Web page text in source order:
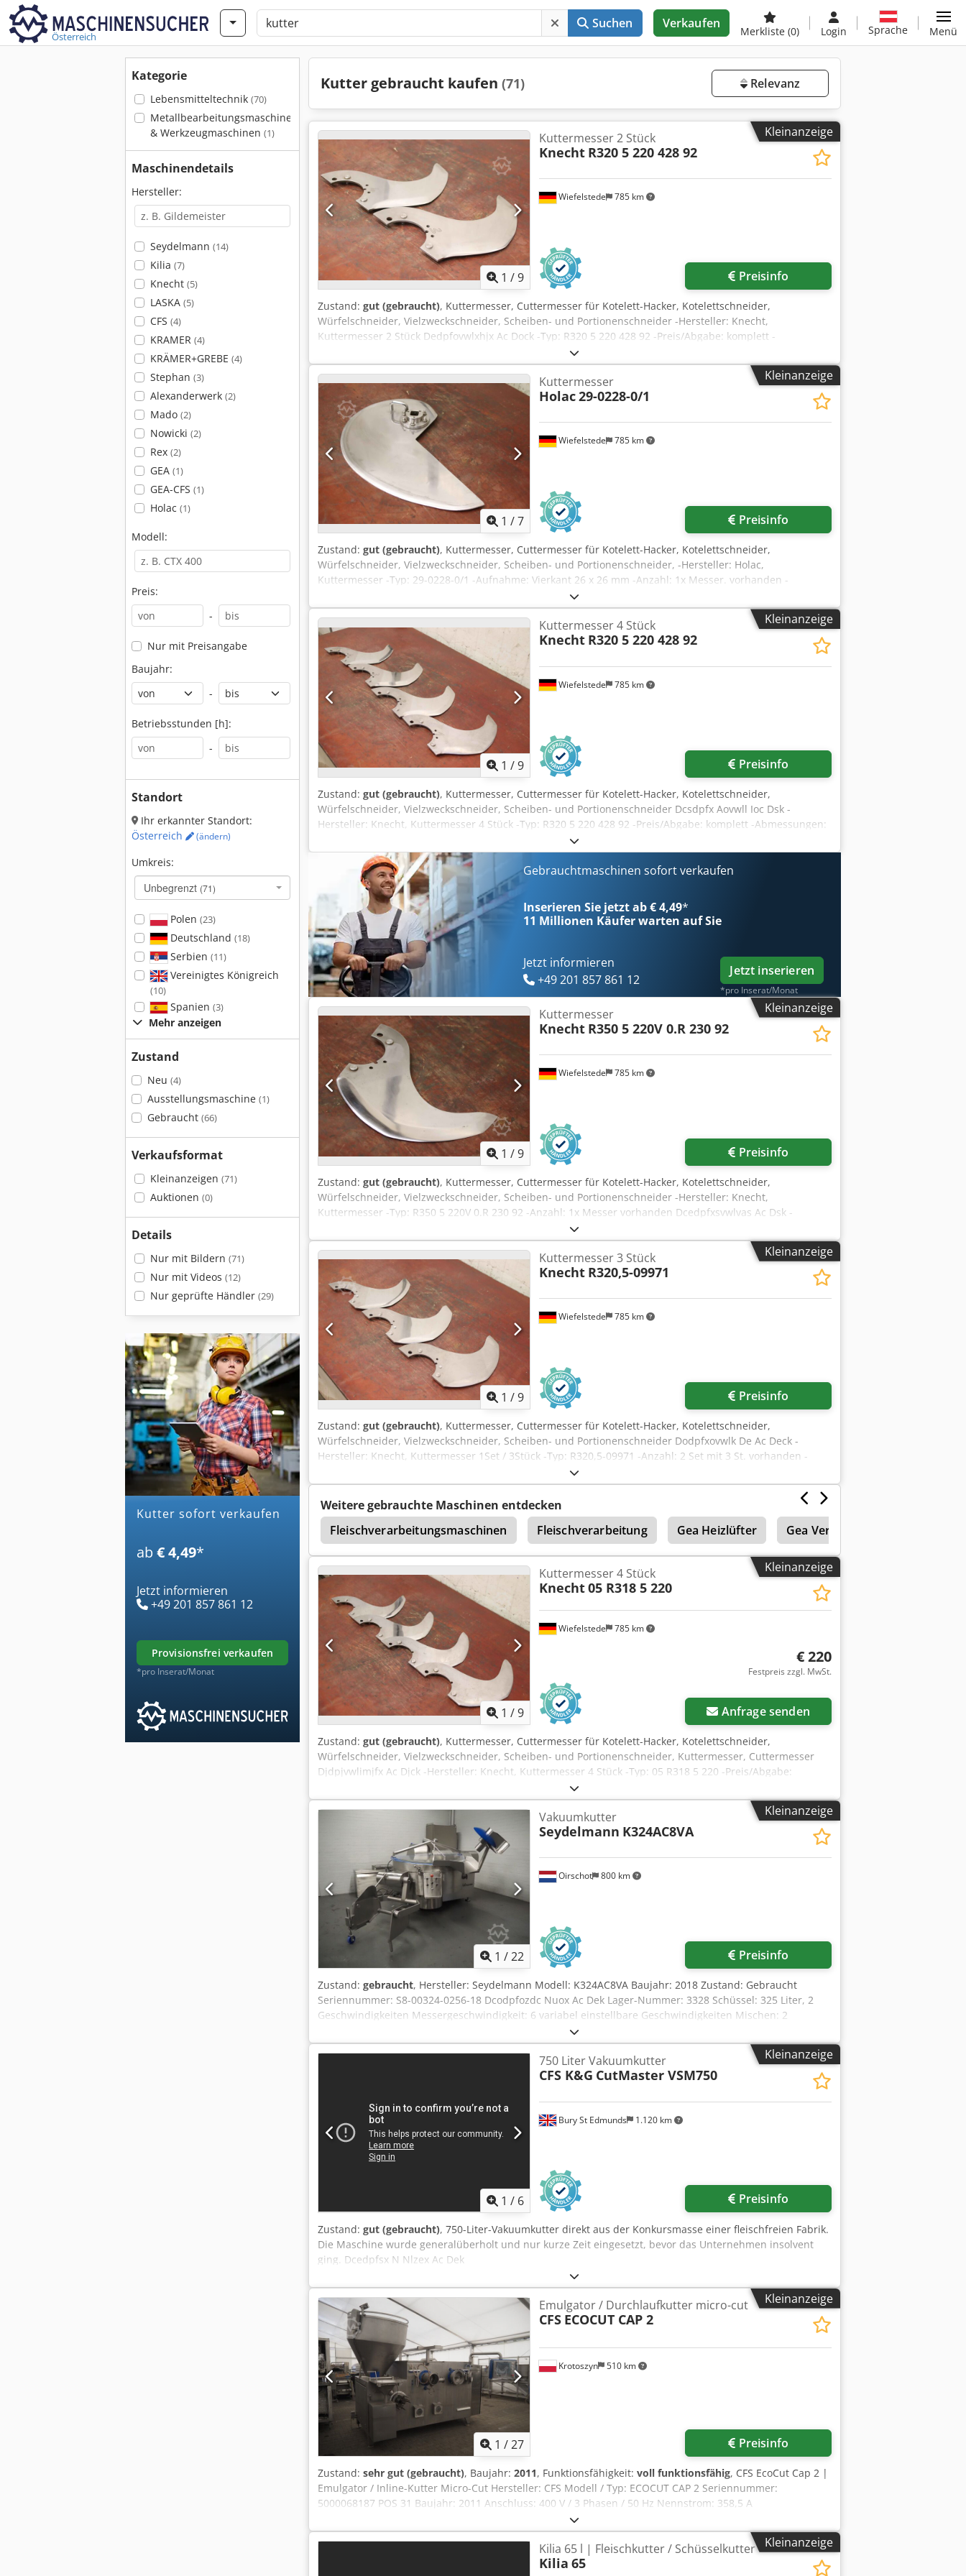
Österreich
Suchen Verkaufen
Merkliste (0) Login Sprache Menü
Kategorie
Lebensmitteltechnik (70)
Metallbearbeitungsmaschinen
& Werkzeugmaschinen (1)
Maschinendetails
Hersteller:
Seydelmann (14)
Kilia (7)
Knecht (5)
LASKA (5)
CFS (4)
KRAMER (4)
KRÄMER+GREBE (4)
Stephan (3)
Alexanderwerk (2)
Mado (2)
Nowicki (2)
Rex (2)
GEA (1)
GEA-CFS (1)
Holac (1)
Modell:
Preis:
-
Nur mit Preisangabe
Baujahr:
-
Betriebsstunden [h]:
-
Standort
Ihr erkannter Standort:
Österreich
(ändern)
Umkreis:
Unbegrenzt (71)
Polen (23)
Deutschland (18)
Serbien (11)
Vereinigtes Königreich
(10)
Spanien (3)
Mehr anzeigen
Zustand
Neu (4)
Ausstellungsmaschine (1)
Gebraucht (66)
Verkaufsformat
Kleinanzeigen (71)
Auktionen (0)
Details
Nur mit Bildern (71)
Nur mit Videos (12)
Nur geprüfte Händler (29)
kutter sofort verkaufen
ab € 4,49*
Jetzt informieren
+49 201 857 861 12
provisionsfrei verkaufen
*pro Inserat/Monat
Kutter gebraucht kaufen (71) Relevanz
Kleinanzeige
1 /9
Wiefelstede 785 km
Kuttermesser 2 Stück
Knecht R320 5 220 428 92
Preisinfo
Zustand: gut (gebraucht), Kuttermesser, Cuttermesser für Kotelett-Hacker, Kotelettschneider,
Würfelschneider, Vielzweckschneider, Scheiben- und Portionenschneider -Hersteller: Knecht,
Kuttermesser 2 Stück Dedpfovwlxhjx Ac Dock -Typ: R320 5 220 428 92 -Preis/Abgabe: komplett -
Transportbmessungen: 370/230/H40 mm -Gewicht: 2,8 kg
Kleinanzeige
1 /7
Wiefelstede 785 km
Kuttermesser
Holac29-0228-0/1
Preisinfo
Zustand: gut (gebraucht), Kuttermesser, Cuttermesser für Kotelett-Hacker, Kotelettschneider,
Würfelschneider, Vielzweckschneider, Scheiben- und Portionenschneider, -Hersteller: Holac,
Kuttermesser -Typ: 29-0228-0/1 -Aufnahme: Vierkant 26 x 26 mm -Anzahl: 1x Messer. vorhanden -
Abmessungen: 540/350/H65 mm -Gewicht: 4,4 kg Dcsdpfxovwlzio Ac Djk
Kleinanzeige
1 /9
Wiefelstede 785 km
Kuttermesser 4 Stück
Knecht R320 5 220 428 92
Preisinfo
Zustand: gut (gebraucht), Kuttermesser, Cuttermesser für Kotelett-Hacker, Kotelettschneider,
Würfelschneider, Vielzweckschneider, Scheiben- und Portionenschneider Dcsdpfx Aovwll Ioc Dsk -
Hersteller: Knecht, Kuttermesser 4 Stück -Typ: R320 5 220 428 92 -Preis/Abgabe: komplett -Abmessungen:
Gebrauchtmaschinen sofort verkaufen
Inserieren Sie jetzt ab € 4,49*
11 Millionen Käufer warten auf Sie
Jetzt informieren
+49 201 857 861 12
Jetzt inserieren
*pro Inserat/Monat
Kleinanzeige
1 /9
Wiefelstede 785 km
Kuttermesser
Knecht R350 5 220V 0.R 230 92
Preisinfo
Zustand: gut (gebraucht), Kuttermesser, Cuttermesser für Kotelett-Hacker, Kotelettschneider,
Würfelschneider, Vielzweckschneider, Scheiben- und Portionenschneider -Hersteller: Knecht,
Kuttermesser -Typ: R350 5 220V 0.R 230 92 -Anzahl: 1x Messer vorhanden Dcedpfxsvwlvas Ac Dsk -
Kleinanzeige
1 /9
Wiefelstede 785 km
Kuttermesser 3 Stück
Knecht R320,5-09971
Preisinfo
Zustand: gut (gebraucht), Kuttermesser, Cuttermesser für Kotelett-Hacker, Kotelettschneider,
Würfelschneider, Vielzweckschneider, Scheiben- und Portionenschneider Dodpfxovwlk De Ac Deck -
Hersteller: Knecht, Kuttermesser 1Set / 3Stück -Typ: R320,5-09971 -Anzahl: 2 Set mit 3 St. vorhanden -
Preis: pro Set -Abmessungen: 330/300/H70 mm -Gewicht ges.: 4,7 kg
Weitere gebrauchte Maschinen entdecken
Fleischverarbeitungsmaschinen
Fleischverarbeitung Gea Heizlüfter Gea Verpackungsmaschinen
Kleinanzeige
1 /9
Wiefelstede 785 km
Kuttermesser 4 Stück
Knecht05 R318 5 220
€ 220
Festpreis zzgl. MwSt.
Anfrage senden
Zustand: gut (gebraucht), Kuttermesser, Cuttermesser für Kotelett-Hacker, Kotelettschneider,
Würfelschneider, Vielzweckschneider, Scheiben- und Portionenschneider, Kuttermesser, Cuttermesser
Djdpjvwlimjfx Ac Djck -Hersteller: Knecht, Kuttermesser 4 Stück -Typ: 05 R318 5 220 -Preis/Abgabe:
komplett -Abmessungen: 320/300/H100 mm -Gewicht: 5,4 kg
Kleinanzeige
1 /22
Oirschot 800 km
Vakuumkutter
Seydelmann K324AC8VA
Preisinfo
Zustand: gebraucht, Hersteller: Seydelmann Modell: K324AC8VA Baujahr: 2018 Zustand: Gebraucht
Seriennummer: S8-00324-0256-18 Dcodpfozdc Nuox Ac Dek Lager-Nummer: 3328 Schüssel: 325 Liter, 2
Geschwindigkeiten Messergeschwindigkeit: 6 variabel einstellbare Geschwindigkeiten Mischen: 2
Mischgeschwindigkeiten, Rücklauf Steuerung: Auto-Command 1500K Vakuumpumpe: Elmo Rietschle L-
BV5, 200 m3/h Druckluft: 6 - 10 Bar Wasser: 4 - 6 Bar Leistung: 3 x 400V, 50Hz, 157kW Abmessungen: 2600
x 3650 x 1700 mm Gewicht: 4300 kg Inklusive Auswerfer und BW200 Hebevorrichtung. Mit Wasserzähler.
Kleinanzeige
1 / 6
Bury St Edmunds 1.120 km
750 Liter Vakuumkutter
CFS K&G CutMaster VSM750
Preisinfo
Zustand: gut (gebraucht), 750-Liter-Vakuumkutter direkt aus der Konkursmasse einer fleischfreien Fabrik.
Die Maschine wurde generalüberholt und nur kurze Zeit eingesetzt, bevor das Unternehmen insolvent
ging. Dcedpfsx N Nlzex Ac Dek
Kleinanzeige
1 /27
Krotoszyn 510 km
Emulgator / Durchlaufkutter micro-cut
CFS ECOCUT CAP 2
Preisinfo
Zustand: sehr gut (gebraucht), Baujahr: 2011, Funktionsfähigkeit: voll funktionsfähig, CFS EcoCut Cap 2 |
Emulgator / Inline-Kutter Micro-Cut Hersteller: CFS Modell / Typ: ECOCUT CAP 2 Seriennummer:
5000068187 POS 31 Baujahr: 2011 Anschluss: 400 V / 3 Phasen / 50 Hz Nennstrom: 358,5 A
Nennmotorleistung: 204 kW Dcjdpfoy Ub E Djx Ac Dok Abmessungen: 3300 × 2050 × 2850 mm Im
Lieferumfang: Gitterbox mit Ersatzteilen Der CFS EcoCut Cap 2 ist ein fortschrittlicher und äußerst
leistungsstarker Industrieemulgator (Inline-Feinkutter der Baureihe Micro-Cut), produziert unter der
Marke CFS. Die Maschine aus dem Jahr 2011 wurde für den kontinuierlichen Betrieb in großvolumigen
Kleinanzeige
Kilia 65 l | Fleischkutter / Schüsselkutter
Kilia 65